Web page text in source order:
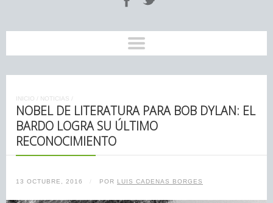
INICIO / NOTICIAS /
NOBEL DE LITERATURA PARA BOB DYLAN: EL
BARDO LOGRA SU ÚLTIMO
RECONOCIMIENTO
13 OCTUBRE, 2016 / POR LUIS CADENAS BORGES